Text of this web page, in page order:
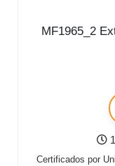
MF1965_2
Certificados por